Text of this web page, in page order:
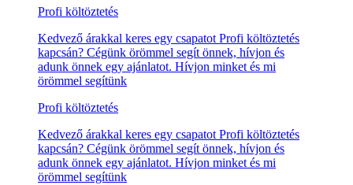
Profi költöztetés
Kedvező árakkal keres egy csapatot Profi költöztetés
kapcsán? Cégünk örömmel segít önnek, hívjon és
adunk önnek egy ajánlatot. Hívjon minket és mi
örömmel segítünk
Profi költöztetés
Kedvező árakkal keres egy csapatot Profi költöztetés
kapcsán? Cégünk örömmel segít önnek, hívjon és
adunk önnek egy ajánlatot. Hívjon minket és mi
örömmel segítünk